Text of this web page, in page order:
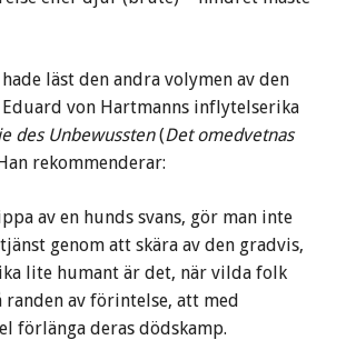
läst den andra volymen av den
von Hartmanns inflytelserika
des Unbewussten(Det omedvetnas
rekommenderar:
av en hunds svans, gör man inte
genom att skära av den gradvis,
lite humant är det, när vilda folk
randen av förintelse, att med
förlänga deras dödskamp.